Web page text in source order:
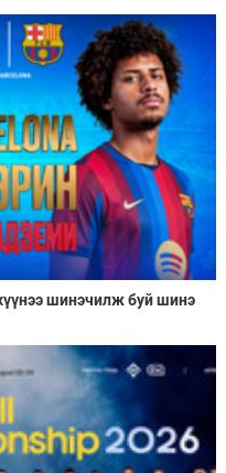
шинэчилж буй шинэ